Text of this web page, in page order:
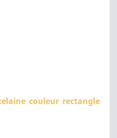
couleur rectangle